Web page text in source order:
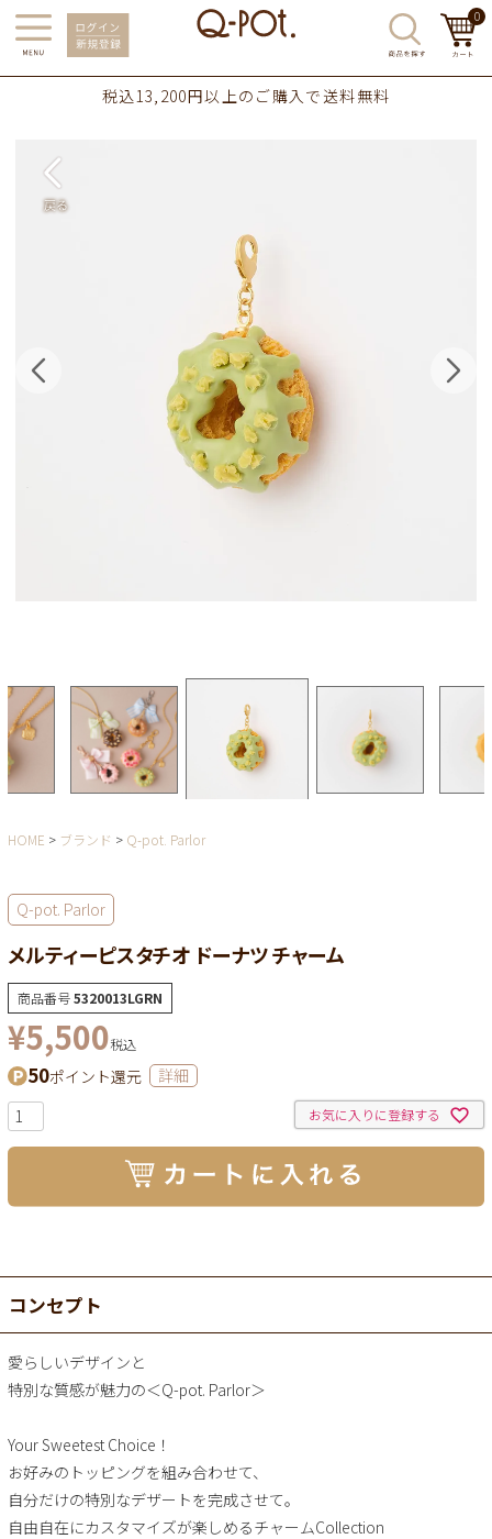
0
税込13,200円以上のご購入で送料無料
HOME ブランド Q-pot. Parlor
Q-pot. Parlor
メルティーピスタチオ ドーナツ チャーム
商品番号5320013LGRN
¥5,500税込
50ポイント還元 詳細
お気に入りに登録する
コンセプト
愛らしいデザインと
特別な質感が魅力の＜Q-pot. Parlor＞
Your Sweetest Choice！
お好みのトッピングを組み合わせて、
自分だけの特別なデザートを完成させて。
自由自在にカスタマイズが楽しめるチャームCollection